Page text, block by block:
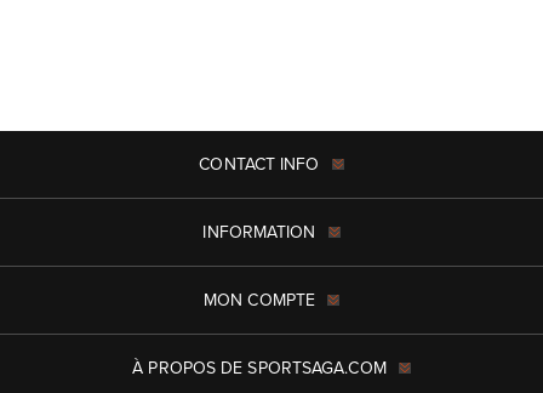
CONTACT INFO
INFORMATION
MON COMPTE
À PROPOS DE SPORTSAGA.COM